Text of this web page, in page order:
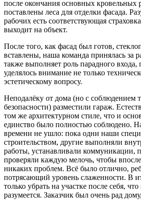
после окончания основных кровельных
поставлены леса для отделки фасада.
рабочих есть соответствующая
выходит на объект.
После того, как фасад был готов,
вставлены, наша команда принялась за
также выполняет роль парадного входа,
уделялось внимание не только
эстетическому вопросу.
Неподалёку от дома (но с соблюдением
безопасности) разместили гараж.
том же архитектурном стиле, что и
единство было полностью соблюдено.
времени не ушло: пока одни наши
строительством, другие выполняли
работы, устанавливали коммуникации,
проверяли каждую мелочь, чтобы
никаких проблем. Всё было отлично,
потрясающий уровень слаженности. В
только убрать на участке после себя,
разумеется. Заказчик был очень рад